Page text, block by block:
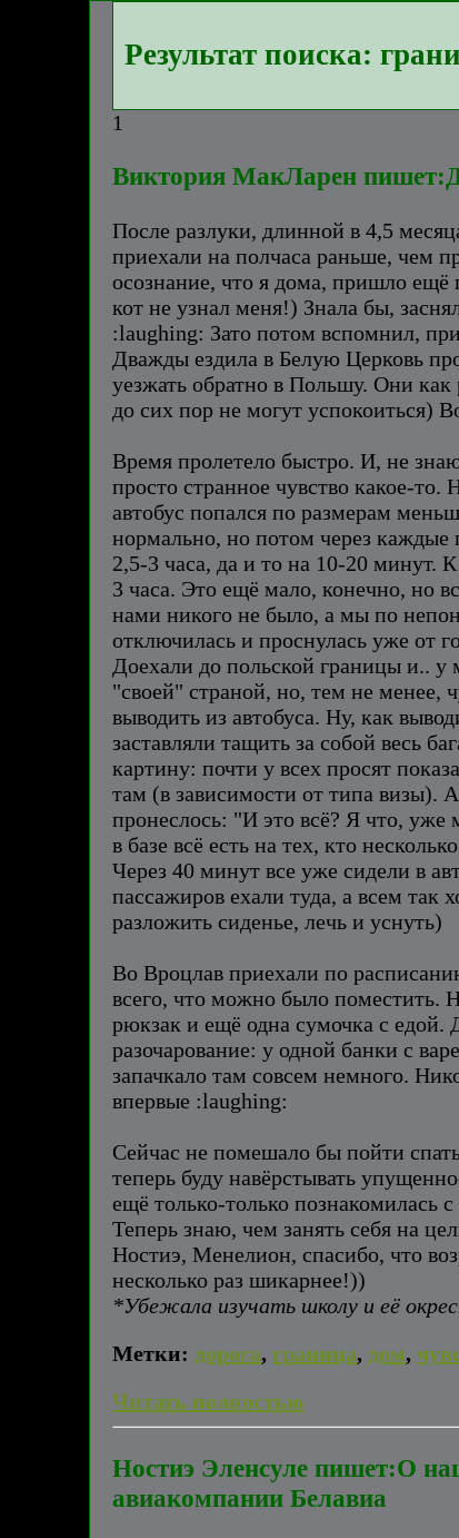
Результат поиска:
1
Виктория МакЛарен
После разлуки, длинной в 4,5
приехали на полчаса раньше, чем
осознание, что я дома, пришло ещё
кот не узнал меня!) Знала бы,
:laughing: Зато потом вспомнил,
Дважды ездила в Белую Церковь
уезжать обратно в Польшу. Они
до сих пор не могут успокоиться)
Время пролетело быстро. И, не
просто странное чувство какое-
автобус попался по размерам
нормально, но потом через каждые
2,5-3 часа, да и то на 10-20 минут.
3 часа. Это ещё мало, конечно, но
нами никого не было, а мы по
отключилась и проснулась уже от
Доехали до польской границы и..
"своей" страной, но, тем не менее,
выводить из автобуса. Ну, как
заставляли тащить за собой весь
картину: почти у всех просят
там (в зависимости от типа визы).
пронеслось: "И это всё? Я что, уже
в базе всё есть на тех, кто
Через 40 минут все уже сидели в
пассажиров ехали туда, а всем так
разложить сиденье, лечь и уснуть)
Во Вроцлав приехали по
всего, что можно было поместить.
рюкзак и ещё одна сумочка с едой.
разочарование: у одной банки с
запачкало там совсем немного.
впервые :laughing:
Сейчас не помешало бы пойти
теперь буду навёрстывать
ещё только-только познакомилась
Теперь знаю, чем занять себя на
Ностиэ, Менелион, спасибо, что
несколько раз шикарнее!))
*Убежала изучать школу и её
Метки: дорога, граница, дом,
Читать полностью
Ностиэ Эленсуле пишет:О
авиакомпании Белавиа